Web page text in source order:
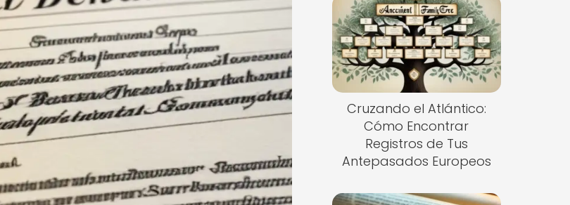
Cruzando el Atlántico:
Cómo Encontrar
Registros de Tus
Antepasados Europeos